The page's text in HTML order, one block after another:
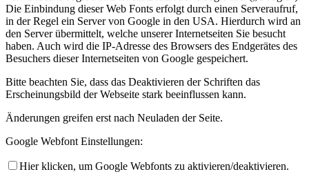
Anfahrt
Die Einbindung dieser Web Fonts erfolgt durch einen Serveraufruf,
in der Regel ein Server von Google in den USA. Hierdurch wird an
den Server übermittelt, welche unserer Internetseiten Sie besucht
haben. Auch wird die IP-Adresse des Browsers des Endgerätes des
Besuchers dieser Internetseiten von Google gespeichert.
Bitte beachten Sie, dass das Deaktivieren der Schriften das
Erscheinungsbild der Webseite stark beeinflussen kann.
Änderungen greifen erst nach Neuladen der Seite.
Google Webfont Einstellungen:
Hier klicken, um Google Webfonts zu aktivieren/deaktivieren.